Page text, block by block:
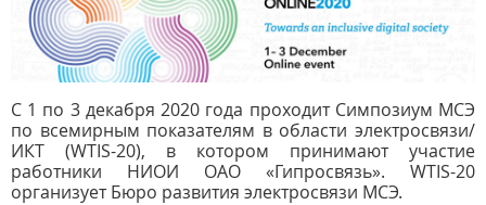
С 1 по 3 декабря 2020 года проходит Симпозиум МСЭ
по всемирным показателям в области электросвязи/
ИКТ (WTIS-20), в котором принимают участие
работники НИОИ ОАО «Гипросвязь». WTIS-20
организует Бюро развития электросвязи МСЭ.